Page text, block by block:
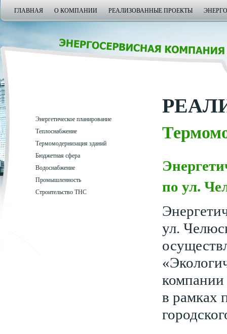
ГЛАВНАЯ О КОМПАНИИ РЕАЛИЗОВАННЫЕ ПРОЕКТЫ
Энергетическое планирование
Теплоснабжение
Термомодернизация зданий
Бюджетная сфера
Водоснабжение
Промышленность
Строительство ТНС
по ул.
ул.
в рамках